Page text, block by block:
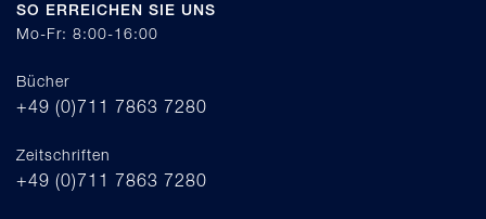
SO ERREICHEN SIE UNS
Mo-Fr: 8:00-16:00
Bücher
+49 (0)711 7863 7280
Zeitschriften
+49 (0)711 7863 7280